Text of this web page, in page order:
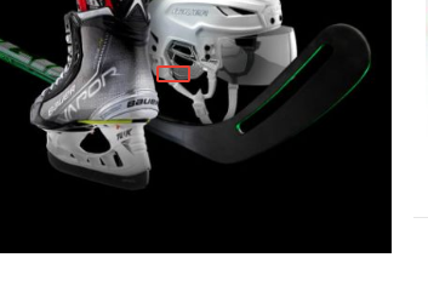
X700 Lite Griptac Junior
Hockey Stick
3743 грн. 5424 грн.